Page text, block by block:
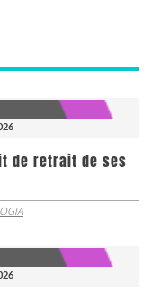
de retrait de ses